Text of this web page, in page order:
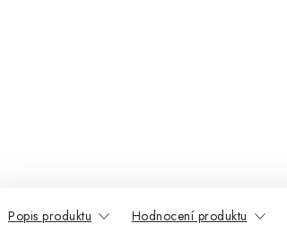
Popis produktu Hodnocení produktu